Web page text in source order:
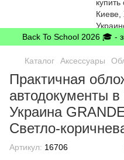
Back To School 2026 🎓 -
Каталог Аксессуары
Практичная
автодокументы
Украина
Светло-
Артикул: 16706